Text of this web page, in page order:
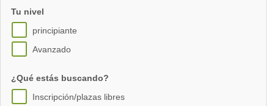
Tu nivel
principiante
Avanzado
¿Qué estás buscando?
Inscripción/plazas libres